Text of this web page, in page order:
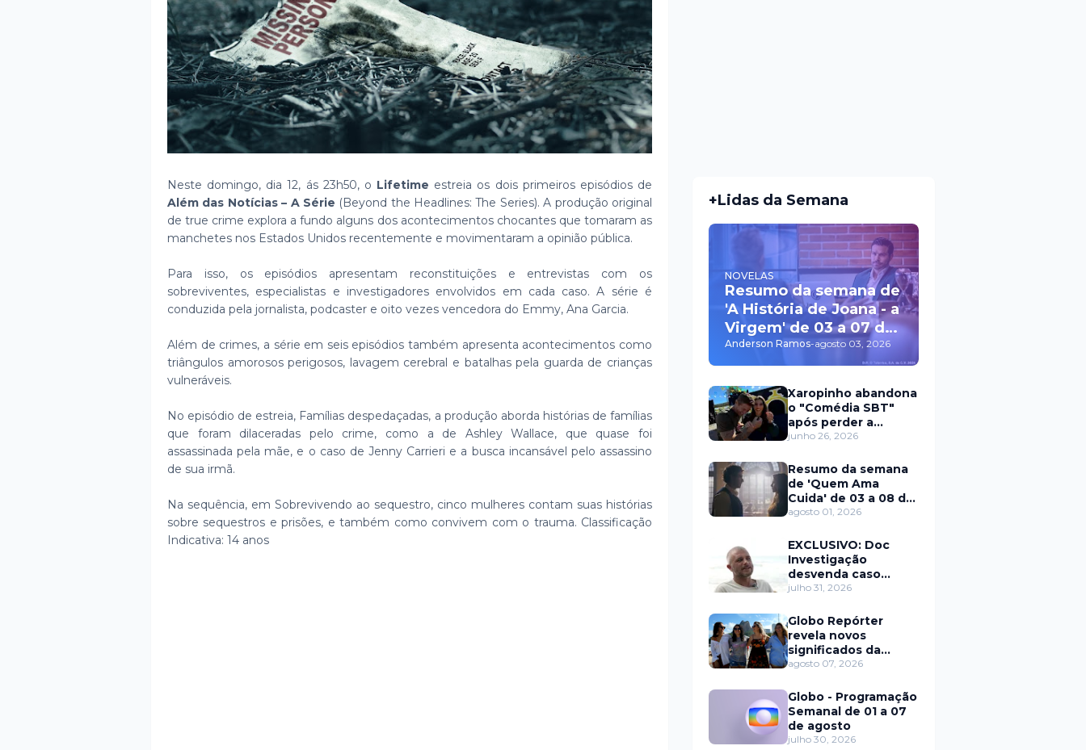
Neste domingo, dia 12, ás 23h50, o Lifetime estreia os dois primeiros episódios de
Além das Notícias – A Série (Beyond the Headlines: The Series). A produção original
de true crime explora a fundo alguns dos acontecimentos chocantes que tomaram as
manchetes nos Estados Unidos recentemente e movimentaram a opinião pública.
Para isso, os episódios apresentam reconstituições e entrevistas com os
sobreviventes, especialistas e investigadores envolvidos em cada caso. A série é
conduzida pela jornalista, podcaster e oito vezes vencedora do Emmy, Ana Garcia.
Além de crimes, a série em seis episódios também apresenta acontecimentos como
triângulos amorosos perigosos, lavagem cerebral e batalhas pela guarda de crianças
vulneráveis.
No episódio de estreia, Famílias despedaçadas, a produção aborda histórias de famílias
que foram dilaceradas pelo crime, como a de Ashley Wallace, que quase foi
assassinada pela mãe, e o caso de Jenny Carrieri e a busca incansável pelo assassino
de sua irmã.
Na sequência, em Sobrevivendo ao sequestro, cinco mulheres contam suas histórias
sobre sequestros e prisões, e também como convivem com o trauma. Classificação
Indicativa: 14 anos
+Lidas da Semana
NOVELAS
Resumo da semana de
'A História de Joana - a
Virgem' de 03 a 07 de
agosto
Anderson Ramos-agosto 03, 2026
Xaropinho abandona
o "Comédia SBT"
após perder a
paciência com Sarro
junho 26, 2026
Resumo da semana
de 'Quem Ama
Cuida' de 03 a 08 de
agosto
agosto 01, 2026
EXCLUSIVO: Doc
Investigação
desvenda caso
Eduardo Martins e
trás de fraude
internacional
julho 31, 2026
Globo Repórter
revela novos
significados da
solteirice no Brasil e
nos relacionamentos
agosto 07, 2026
Globo - Programação
Semanal de 01 a 07
de agosto
julho 30, 2026